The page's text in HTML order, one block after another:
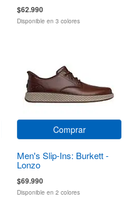
$62.990
Disponible en 3 colores
Comprar
Men's Slip-Ins: Burkett -
Lonzo
$69.990
Disponible en 2 colores